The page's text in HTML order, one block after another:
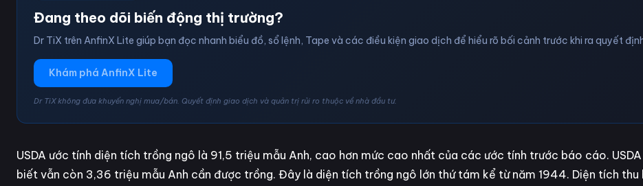
Đang theo dõi biến động thị trường?
Dr TiX trên AnfinX Lite giúp bạn đọc nhanh biểu đồ, sổ lệnh, Tape và các điều kiện giao dịch để hiểu rõ bối cảnh trước khi ra quyết
Khám phá AnfinX Lite
Dr TiX không đưa khuyến nghị mua/bán. Quyết định giao dịch và quản trị rủi ro thuộc về nhà đầu tư.
USDA ước tính diện tích trồng ngô là 91,5 triệu mẫu Anh, cao hơn mức cao nhất của các ước tính trước báo cáo.
biết vẫn còn 3,36 triệu mẫu Anh cần được trồng. Đây là diện tích trồng ngô lớn thứ tám kể từ năm 1944. Diện tích thu